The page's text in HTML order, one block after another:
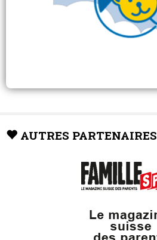
AUTRES PARTENAIRES